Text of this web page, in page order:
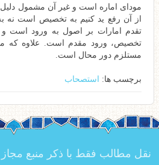
مودای اماره است و غیر آن مشمول
از آن رفع ید کنیم به تخصیص است
تقدم امارات بر اصول به ورود است و
تخصیص، ورود مقدم است. علاوه که
مستلزم دور محال است.
برچسب ها: استصحاب
نقل مطالب فقط با ذکر منبع مجاز